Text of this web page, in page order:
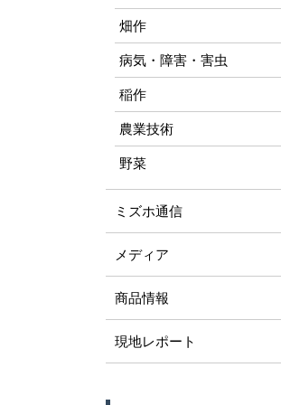
畑作
病気・障害・害虫
稲作
農業技術
野菜
ミズホ通信
メディア
商品情報
現地レポート